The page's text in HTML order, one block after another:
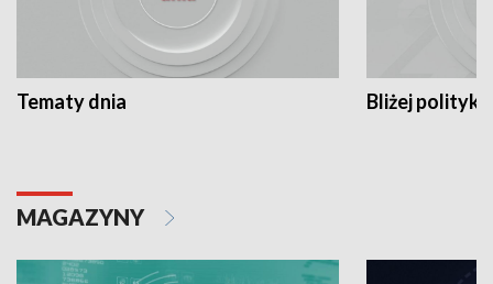
Tematy dnia Bliżej polityki
MAGAZYNY